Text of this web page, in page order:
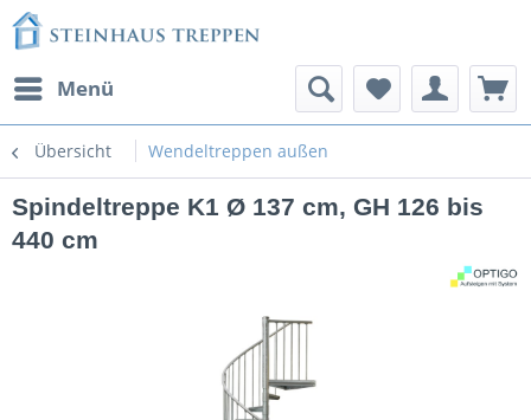
Menü
Übersicht Wendeltreppen außen
Spindeltreppe K1 Ø 137 cm, GH 126 bis
440 cm